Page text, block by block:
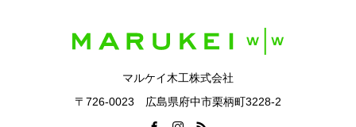
マルケイ木工株式会社
〒726-0023 広島県府中市栗柄町3228-2